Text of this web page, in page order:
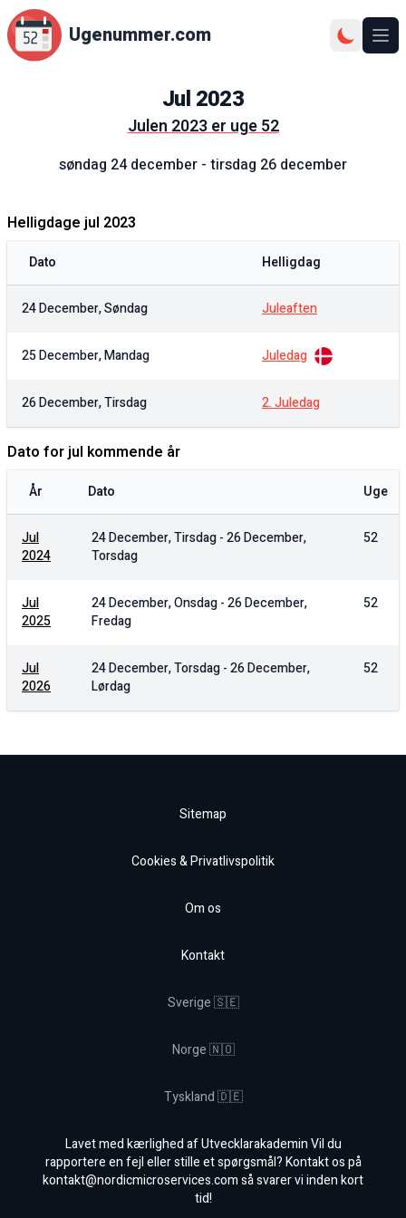
Ugenummer.com
Jul 2023
Julen2023er uge52
søndag 24 december - tirsdag 26 december
Helligdage jul 2023
Dato Helligdag
24 December, Søndag Juleaften
25 December, Mandag Juledag
26 December, Tirsdag 2. Juledag
Dato for jul kommende år
År Dato Uge
Jul
2024
24 December, Tirsdag-26 December,
Torsdag
52
Jul
2025
24 December, Onsdag-26 December,
Fredag
52
Jul
2026
24 December, Torsdag-26 December,
Lørdag
52
Sitemap
Cookies & Privatlivspolitik
Om os
Kontakt
Sverige 🇸🇪
Norge 🇳🇴
Tyskland 🇩🇪
Lavet med kærlighed af Utvecklarakademin Vil du
rapportere en fejl eller stille et spørgsmål? Kontakt os på
kontakt@nordicmicroservices.comså svarer vi inden kort
tid!